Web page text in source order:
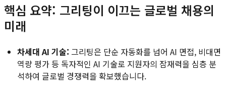
핵심 요약: 그리팅이 이끄는 글로벌 채용의
미래
차세대 AI 기술: 그리팅은 단순 자동화를 넘어 AI 면접, 비대면
역량 평가 등 독자적인 AI 기술로 지원자의 잠재력을 심층 분
석하여 글로벌 경쟁력을 확보했습니다.